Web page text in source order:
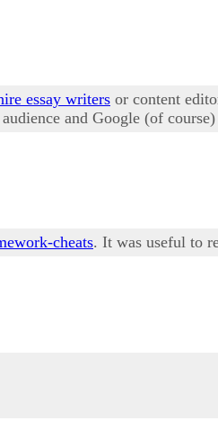
essay writers or content
and Google (of
cheats. It was useful to